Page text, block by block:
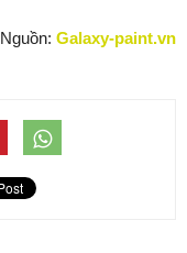
Nguồn: Galaxy-paint.vn